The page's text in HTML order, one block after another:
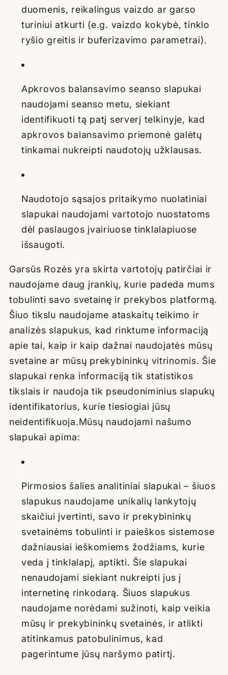
duomenis, reikalingus vaizdo ar garso
turiniui atkurti (e.g. vaizdo kokybė, tinklo
ryšio greitis ir buferizavimo parametrai).
Apkrovos balansavimo seanso slapukai
naudojami seanso metu, siekiant
identifikuoti tą patį serverį telkinyje, kad
apkrovos balansavimo priemonė galėtų
tinkamai nukreipti naudotojų užklausas.
Naudotojo sąsajos pritaikymo nuolatiniai
slapukai naudojami vartotojo nuostatoms
dėl paslaugos įvairiuose tinklalapiuose
išsaugoti.
Garsūs Rozėsyra skirta vartotojų patirčiai ir
naudojame daug įrankių, kurie padeda mums
tobulinti savo svetainę ir prekybos platformą.
Šiuo tikslu naudojame ataskaitų teikimo ir
analizės slapukus, kad rinktume informaciją
apie tai, kaip ir kaip dažnai naudojatės mūsų
svetaine ar mūsų prekybininkų vitrinomis. Šie
slapukai renka informaciją tik statistikos
tikslais ir naudoja tik pseudoniminius slapukų
identifikatorius, kurie tiesiogiai jūsų
neidentifikuoja.Mūsų naudojami našumo
slapukai apima:
Pirmosios šalies analitiniai slapukai – šiuos
slapukus naudojame unikalių lankytojų
skaičiui įvertinti, savo ir prekybininkų
svetainėms tobulinti ir paieškos sistemose
dažniausiai ieškomiems žodžiams, kurie
veda į tinklalapį, aptikti. Šie slapukai
nenaudojami siekiant nukreipti jus į
internetinę rinkodarą. Šiuos slapukus
naudojame norėdami sužinoti, kaip veikia
mūsų ir prekybininkų svetainės, ir atlikti
atitinkamus patobulinimus, kad
pagerintume jūsų naršymo patirtį.